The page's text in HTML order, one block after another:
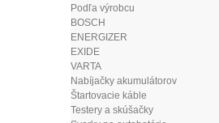
Podľa výrobcu
BOSCH
ENERGIZER
EXIDE
VARTA
Nabíjačky akumulátorov
Štartovacie káble
Testery a skúšačky